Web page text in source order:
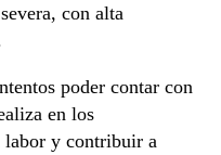
con alta
poder contar con
en los
labor y contribuir a